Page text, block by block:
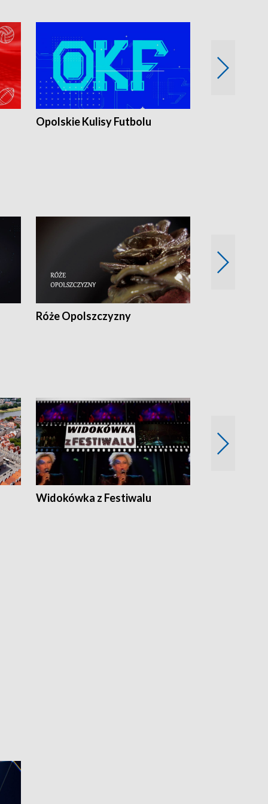
Opolskie Kulisy Futbolu
Róże Opolszczyzny
Widokówka z Festiwalu